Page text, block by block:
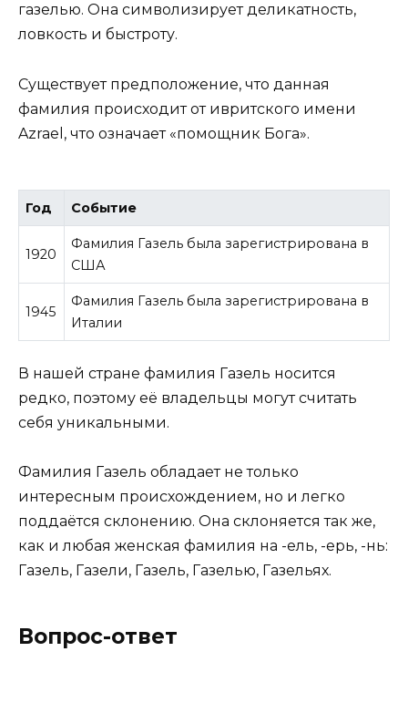
газелью. Она символизирует деликатность,
ловкость и быстроту.
Существует предположение, что данная
фамилия происходит от ивритского имени
Azrael, что означает «помощник Бога».
Год Событие
1920
Фамилия Газель была зарегистрирована в
США
1945
Фамилия Газель была зарегистрирована в
Италии
В нашей стране фамилия Газель носится
редко, поэтому её владельцы могут считать
себя уникальными.
Фамилия Газель обладает не только
интересным происхождением, но и легко
поддаётся склонению. Она склоняется так же,
как и любая женская фамилия на -ель, -ерь, -нь:
Газель, Газели, Газель, Газелью, Газельях.
Вопрос-ответ